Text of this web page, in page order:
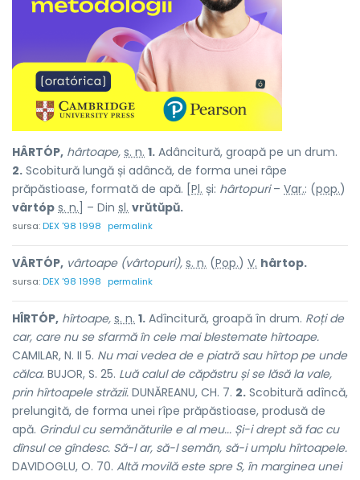
HÂRTÓP, hârtoape, s. n. 1. Adâncitură, groapă pe un drum.
2. Scobitură lungă și adâncă, de forma unei râpe
prăpăstioase, formată de apă. [ Pl. și: hârtopuri– Var.: (pop.)
vârtóp s. n. ] – Din sl. vrŭtŭpŭ.
sursa:DEX '98 1998 permalink
VÂRTÓP, vârtoape (vârtopuri), s. n. (Pop.) V. hârtop.
sursa:DEX '98 1998 permalink
HÎRTÓP, hîrtoape, s. n. 1. Adîncitură, groapă în drum. Roți de
car, care nu se sfarmă în cele mai blestemate hîrtoape.
CAMILAR, N. II 5. Nu mai vedea de e piatră sau hîrtop pe unde
călca. BUJOR, S. 25. Luă calul de căpăstru și se lăsă la vale,
prin hîrtoapele străzii. DUNĂREANU, CH. 7. 2. Scobitură adîncă,
prelungită, de forma unei rîpe prăpăstioase, produsă de
apă. Grindul cu semănăturile e al meu... Și-i drept să fac cu
dînsul ce gîndesc. Să-l ar, să-l semăn, să-i umplu hîrtoapele.
DAVIDOGLU, O. 70. Altă movilă este spre S, în marginea unei